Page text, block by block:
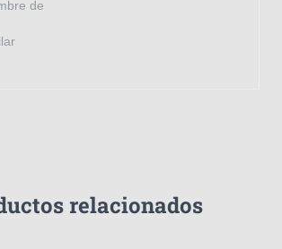
de
relacionados